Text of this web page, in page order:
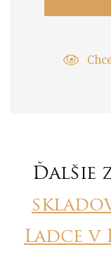
Ďalšie
Ladce v